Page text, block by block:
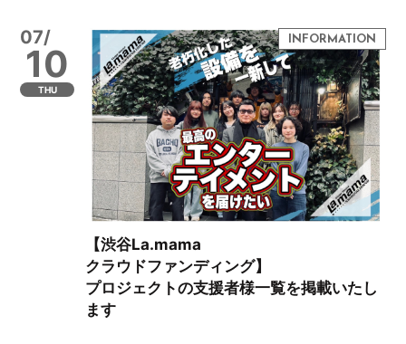
07/
10
THU
【渋谷La.mama
クラウドファンディング】
プロジェクトの支援者様一覧を掲載いたし
ます